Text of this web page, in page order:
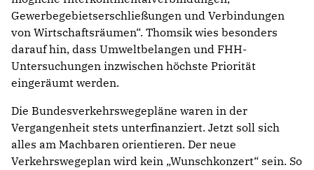
Gewerbegebietserschließungen und Verbindungen
von Wirtschaftsräumen“. Thomsik wies besonders
darauf hin, dass Umweltbelangen und FHH-
Untersuchungen inzwischen höchste Priorität
eingeräumt werden.
Die Bundesverkehrswegepläne waren in der
Vergangenheit stets unterfinanziert. Jetzt soll sich
alles am Machbaren orientieren. Der neue
Verkehrswegeplan wird kein „Wunschkonzert“ sein. So